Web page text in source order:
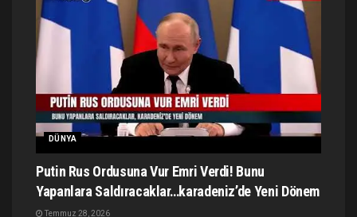
DÜNYA
Putin Rus Ordusuna Vur Emri Verdi! Bunu
Yapanlara Saldıracaklar…karadeniz’de Yeni Dönem
Temmuz 28, 2026